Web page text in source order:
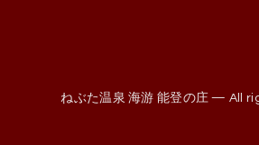
ねぶた温泉 海游 能登の庄 — All